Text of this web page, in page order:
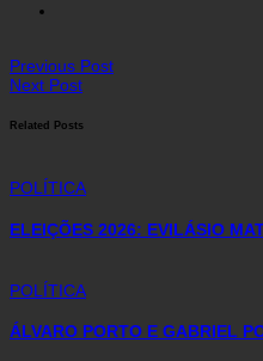
Previous Post
Next Post
Related Posts
POLÍTICA
ELEIÇÕES 2026: EVILÁSIO
POLÍTICA
ÁLVARO PORTO E GABRIEL